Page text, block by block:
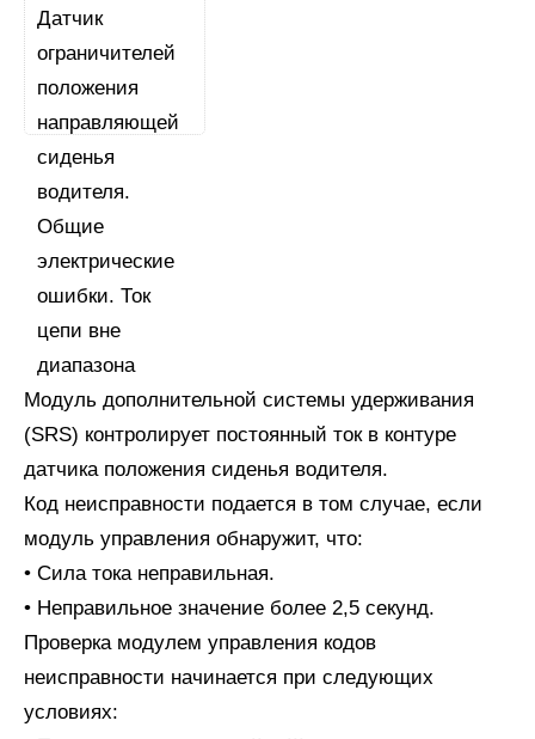
Модуль дополнительной системы удерживания
(SRS) контролирует постоянный ток в контуре
датчика положения сиденья водителя.
Код неисправности подается в том случае, если
модуль управления обнаружит, что:
• Сила тока неправильная.
• Неправильное значение более 2,5 секунд.
Проверка модулем управления кодов
неисправности начинается при следующих
условиях: